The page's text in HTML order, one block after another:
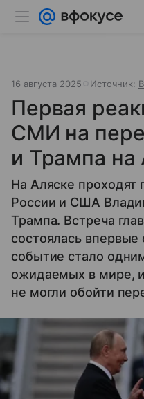
16 августа 2025 Источник:
Первая
СМИ на
и Трампа на
На Аляске проходят
России и США
Трампа. Встреча
состоялась впервые
событие стало
ожидаемых в мире,
не могли обойти